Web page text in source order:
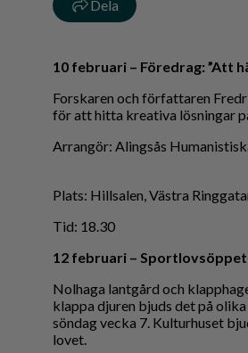
Dela
10 februari – Föredrag: ”Att
Forskaren och författaren
för att hitta kreativa lösningar
Arrangör: Alingsås
Plats: Hillsalen, Västra
Tid: 18.30
12 februari – Sportlovsöppet
Nolhaga lantgård och
klappa djuren bjuds det på
söndag vecka 7. Kulturhuset
lovet.